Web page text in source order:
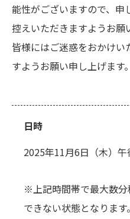
能性がございますので、申
控えいただきますようお願
皆様にはご迷惑をおかけい
すようお願い申し上げます。
日時
2025年11月6日（木）午
※上記時間帯で最大数
できない状態となります。